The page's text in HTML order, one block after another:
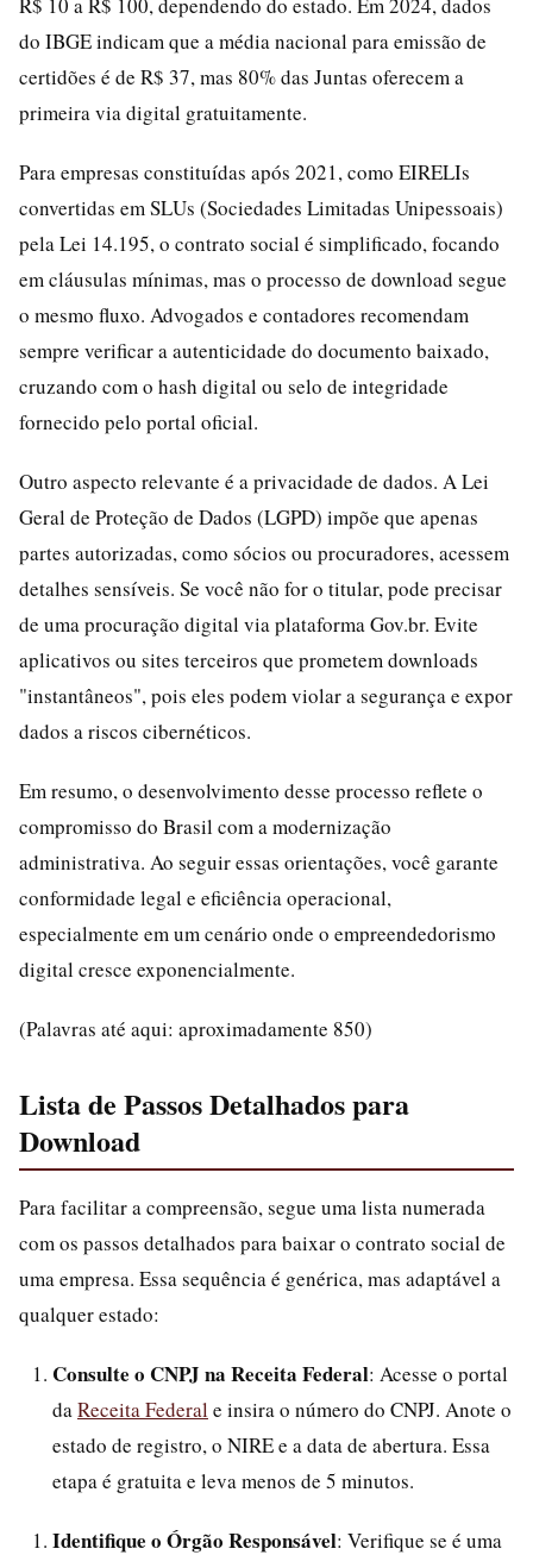
do IBGE indicam que a média nacional para emissão de
certidões é de R$ 37, mas 80% das Juntas oferecem a
primeira via digital gratuitamente.
Para empresas constituídas após 2021, como EIRELIs
convertidas em SLUs (Sociedades Limitadas Unipessoais)
pela Lei 14.195, o contrato social é simplificado, focando
em cláusulas mínimas, mas o processo de download segue
o mesmo fluxo. Advogados e contadores recomendam
sempre verificar a autenticidade do documento baixado,
cruzando com o hash digital ou selo de integridade
fornecido pelo portal oficial.
Outro aspecto relevante é a privacidade de dados. A Lei
Geral de Proteção de Dados (LGPD) impõe que apenas
partes autorizadas, como sócios ou procuradores, acessem
detalhes sensíveis. Se você não for o titular, pode precisar
de uma procuração digital via plataforma Gov.br. Evite
aplicativos ou sites terceiros que prometem downloads
"instantâneos", pois eles podem violar a segurança e expor
dados a riscos cibernéticos.
Em resumo, o desenvolvimento desse processo reflete o
compromisso do Brasil com a modernização
administrativa. Ao seguir essas orientações, você garante
conformidade legal e eficiência operacional,
especialmente em um cenário onde o empreendedorismo
digital cresce exponencialmente.
(Palavras até aqui: aproximadamente 850)
Lista de Passos Detalhados para
Download
Para facilitar a compreensão, segue uma lista numerada
com os passos detalhados para baixar o contrato social de
uma empresa. Essa sequência é genérica, mas adaptável a
qualquer estado:
Consulte o CNPJ na Receita Federal: Acesse o portal
daReceita Federal e insira o número do CNPJ. Anote o
estado de registro, o NIRE e a data de abertura. Essa
etapa é gratuita e leva menos de 5 minutos.
Identifique o Órgão Responsável: Verifique se é uma